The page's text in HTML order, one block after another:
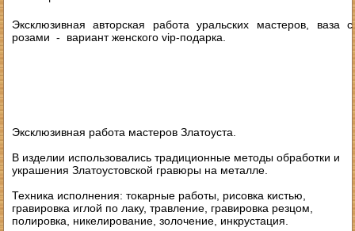
Эксклюзивная авторская работа уральских мастеров, ваза с
розами - вариант женского vip-подарка.
Эксклюзивная работа мастеров Златоуста.
В изделии использовались традиционные методы обработки и
украшения Златоустовской гравюры на металле.
Техника исполнения: токарные работы, рисовка кистью,
гравировка иглой по лаку, травление, гравировка резцом,
полировка, никелирование, золочение, инкрустация.